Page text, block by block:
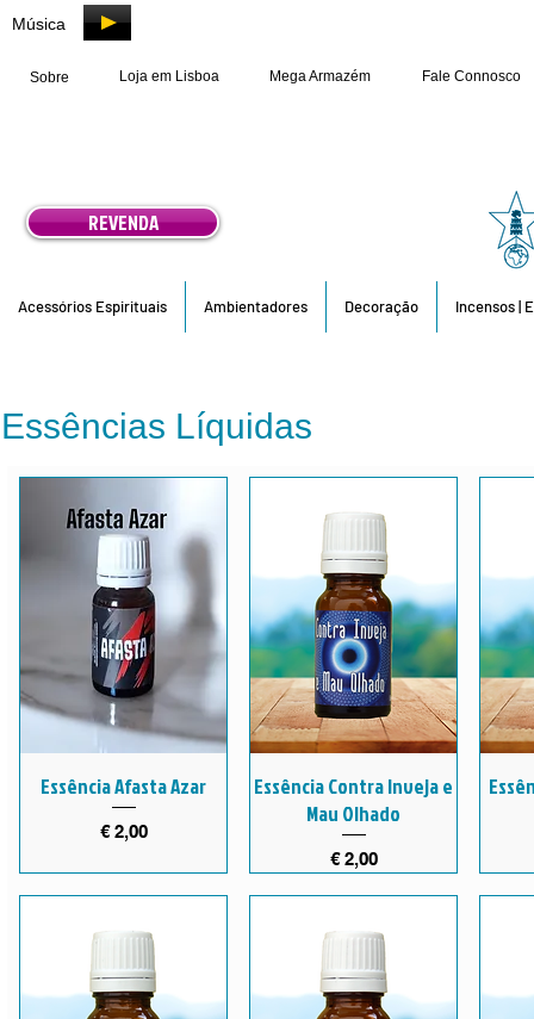
Música
Sobre Loja em Lisboa Mega Armazém Fale Connosco
REVENDA
Acessórios Espirituais Ambientadores Decoração Incensos |
Essências Líquidas
Essência Afasta Azar
Preço
€ 2,00
Essência Contra Inveja e
Mau Olhado
Preço
€ 2,00